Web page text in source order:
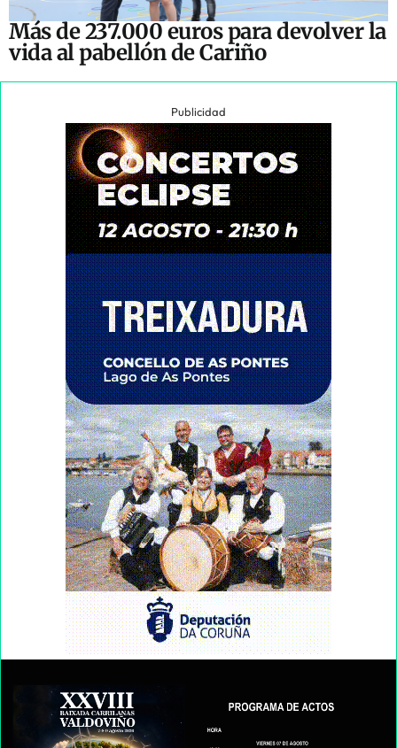
Más de 237.000 euros para devolver la
vida al pabellón de Cariño
Publicidad